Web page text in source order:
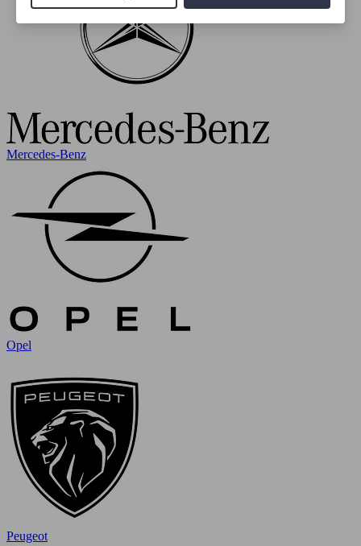
Mercedes-Benz
Opel
Peugeot